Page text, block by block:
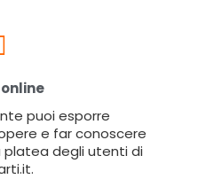
puoi esporre
e far conoscere
platea degli utenti di